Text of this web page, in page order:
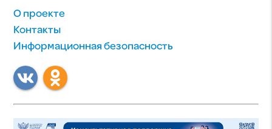
О проекте
Контакты
Информационная безопасность